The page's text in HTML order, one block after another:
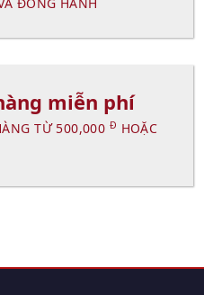
miễn phí
TỪ 500,000 Đ HOẶC